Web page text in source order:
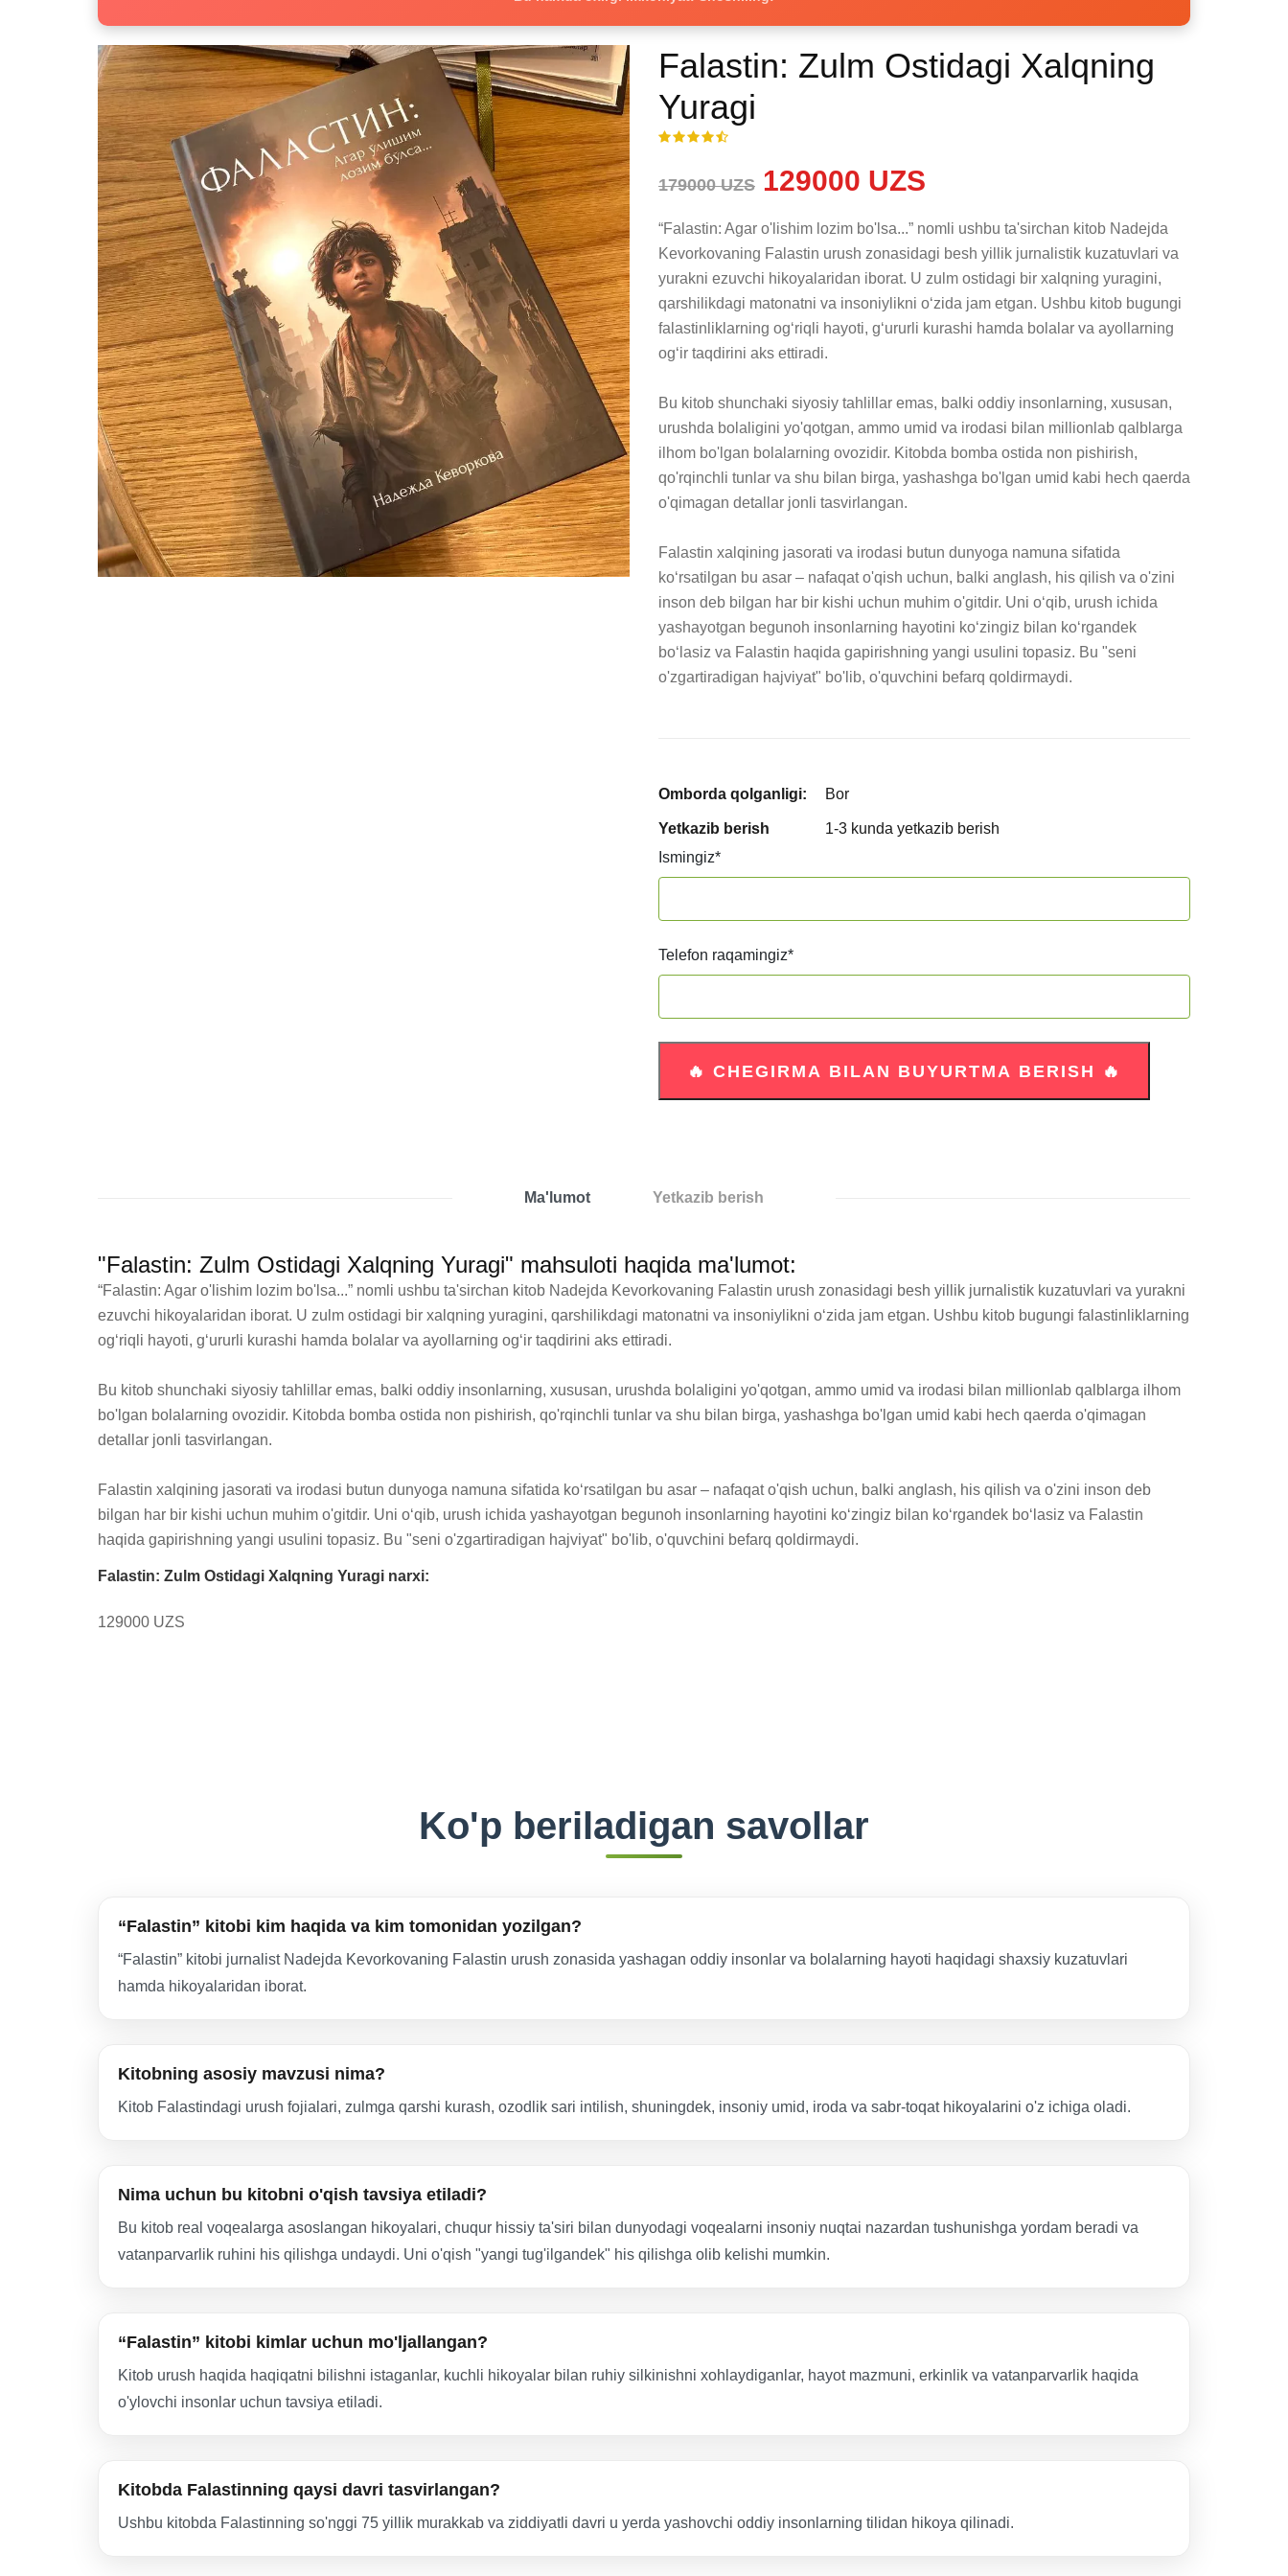
Falastin: Zulm Ostidagi Xalqning
Yuragi
179000 UZS 129000 UZS
“Falastin: Agar o'lishim lozim bo'lsa...” nomli ushbu ta'sirchan kitob Nadejda
Kevorkovaning Falastin urush zonasidagi besh yillik jurnalistik kuzatuvlari va
yurakni ezuvchi hikoyalaridan iborat. U zulm ostidagi bir xalqning yuragini,
qarshilikdagi matonatni va insoniylikni o‘zida jam etgan. Ushbu kitob bugungi
falastinliklarning og‘riqli hayoti, g‘ururli kurashi hamda bolalar va ayollarning
og‘ir taqdirini aks ettiradi.
Bu kitob shunchaki siyosiy tahlillar emas, balki oddiy insonlarning, xususan,
urushda bolaligini yo'qotgan, ammo umid va irodasi bilan millionlab qalblarga
ilhom bo'lgan bolalarning ovozidir. Kitobda bomba ostida non pishirish,
qo'rqinchli tunlar va shu bilan birga, yashashga bo'lgan umid kabi hech qaerda
o'qimagan detallar jonli tasvirlangan.
Falastin xalqining jasorati va irodasi butun dunyoga namuna sifatida
ko‘rsatilgan bu asar – nafaqat o'qish uchun, balki anglash, his qilish va o'zini
inson deb bilgan har bir kishi uchun muhim o'gitdir. Uni o‘qib, urush ichida
yashayotgan begunoh insonlarning hayotini ko‘zingiz bilan ko‘rgandek
bo‘lasiz va Falastin haqida gapirishning yangi usulini topasiz. Bu "seni
o'zgartiradigan hajviyat" bo'lib, o'quvchini befarq qoldirmaydi.
Omborda qolganligi: Bor
Yetkazib berish
1-3 kunda yetkazib berish
Ismingiz*
Telefon raqamingiz*
Ma'lumot Yetkazib berish
"Falastin: Zulm Ostidagi Xalqning Yuragi" mahsuloti haqida ma'lumot:
“Falastin: Agar o'lishim lozim bo'lsa...” nomli ushbu ta'sirchan kitob Nadejda Kevorkovaning Falastin urush zonasidagi besh yillik jurnalistik kuzatuvlari va yurakni
ezuvchi hikoyalaridan iborat. U zulm ostidagi bir xalqning yuragini, qarshilikdagi matonatni va insoniylikni o‘zida jam etgan. Ushbu kitob bugungi falastinliklarning
og‘riqli hayoti, g‘ururli kurashi hamda bolalar va ayollarning og‘ir taqdirini aks ettiradi.
Bu kitob shunchaki siyosiy tahlillar emas, balki oddiy insonlarning, xususan, urushda bolaligini yo'qotgan, ammo umid va irodasi bilan millionlab qalblarga ilhom
bo'lgan bolalarning ovozidir. Kitobda bomba ostida non pishirish, qo'rqinchli tunlar va shu bilan birga, yashashga bo'lgan umid kabi hech qaerda o'qimagan
detallar jonli tasvirlangan.
Falastin xalqining jasorati va irodasi butun dunyoga namuna sifatida ko‘rsatilgan bu asar – nafaqat o'qish uchun, balki anglash, his qilish va o'zini inson deb
bilgan har bir kishi uchun muhim o'gitdir. Uni o‘qib, urush ichida yashayotgan begunoh insonlarning hayotini ko‘zingiz bilan ko‘rgandek bo‘lasiz va Falastin
haqida gapirishning yangi usulini topasiz. Bu "seni o'zgartiradigan hajviyat" bo'lib, o'quvchini befarq qoldirmaydi.
Falastin: Zulm Ostidagi Xalqning Yuragi narxi:
129000 UZS
Ko'p beriladigan savollar
“Falastin” kitobi kim haqida va kim tomonidan yozilgan?
“Falastin” kitobi jurnalist Nadejda Kevorkovaning Falastin urush zonasida yashagan oddiy insonlar va bolalarning hayoti haqidagi shaxsiy kuzatuvlari
hamda hikoyalaridan iborat.
Kitobning asosiy mavzusi nima?
Kitob Falastindagi urush fojialari, zulmga qarshi kurash, ozodlik sari intilish, shuningdek, insoniy umid, iroda va sabr-toqat hikoyalarini o'z ichiga oladi.
Nima uchun bu kitobni o'qish tavsiya etiladi?
Bu kitob real voqealarga asoslangan hikoyalari, chuqur hissiy ta'siri bilan dunyodagi voqealarni insoniy nuqtai nazardan tushunishga yordam beradi va
vatanparvarlik ruhini his qilishga undaydi. Uni o'qish "yangi tug'ilgandek" his qilishga olib kelishi mumkin.
“Falastin” kitobi kimlar uchun mo'ljallangan?
Kitob urush haqida haqiqatni bilishni istaganlar, kuchli hikoyalar bilan ruhiy silkinishni xohlaydiganlar, hayot mazmuni, erkinlik va vatanparvarlik haqida
o'ylovchi insonlar uchun tavsiya etiladi.
Kitobda Falastinning qaysi davri tasvirlangan?
Ushbu kitobda Falastinning so'nggi 75 yillik murakkab va ziddiyatli davri u yerda yashovchi oddiy insonlarning tilidan hikoya qilinadi.